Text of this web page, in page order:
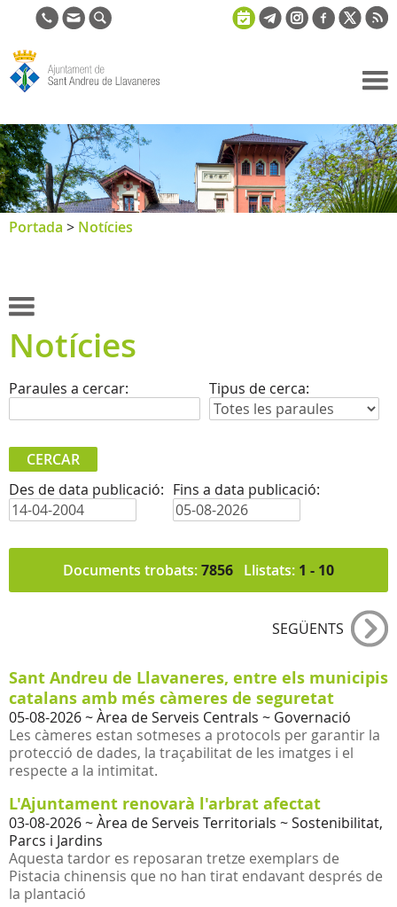
de Sant
Andreu de
Llavaneres
Portada > Notícies
Notícies
Paraules a cercar: Tipus de cerca:
Des de data publicació: Fins a data publicació:
Documents trobats:7856 Llistats: 1 - 10
SEGÜENTS
Sant Andreu de Llavaneres, entre els municipis
catalans amb més càmeres de seguretat
05-08-2026~ Àrea de Serveis Centrals ~ Governació
Les càmeres estan sotmeses a protocols per garantir la
protecció de dades, la traçabilitat de les imatges i el
respecte a la intimitat.
L'Ajuntament renovarà l'arbrat afectat
03-08-2026~ Àrea de Serveis Territorials ~ Sostenibilitat,
Parcs i Jardins
Aquesta tardor es reposaran tretze exemplars de
Pistacia chinensis que no han tirat endavant després de
la plantació